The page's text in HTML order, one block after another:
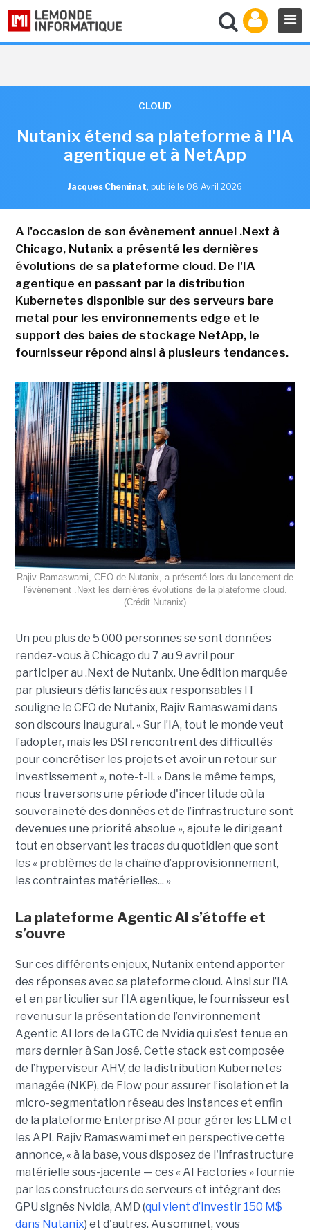
CLOUD
Nutanix étend sa plateforme à l'IA
agentique et à NetApp
Jacques Cheminat, publié le 08 Avril 2026
A l'occasion de son évènement annuel .Next à
Chicago, Nutanix a présenté les dernières
évolutions de sa plateforme cloud. De l'IA
agentique en passant par la distribution
Kubernetes disponible sur des serveurs bare
metal pour les environnements edge et le
support des baies de stockage NetApp, le
fournisseur répond ainsi à plusieurs tendances.
Rajiv Ramaswami, CEO de Nutanix, a présenté lors du lancement de
l'évènement .Next les dernières évolutions de la plateforme cloud.
(Crédit Nutanix)
Un peu plus de 5 000 personnes se sont données
rendez-vous à Chicago du 7 au 9 avril pour
participer au .Next de Nutanix. Une édition marquée
par plusieurs défis lancés aux responsables IT
souligne le CEO de Nutanix, Rajiv Ramaswami dans
son discours inaugural. « Sur l’IA, tout le monde veut
l’adopter, mais les DSI rencontrent des difficultés
pour concrétiser les projets et avoir un retour sur
investissement », note-t-il. « Dans le même temps,
nous traversons une période d'incertitude où la
souveraineté des données et de l’infrastructure sont
devenues une priorité absolue », ajoute le dirigeant
tout en observant les tracas du quotidien que sont
les « problèmes de la chaîne d’approvisionnement,
les contraintes matérielles... »
La plateforme Agentic AI s’étoffe et
s’ouvre
Sur ces différents enjeux, Nutanix entend apporter
des réponses avec sa plateforme cloud. Ainsi sur l’IA
et en particulier sur l’IA agentique, le fournisseur est
revenu sur la présentation de l’environnement
Agentic AI lors de la GTC de Nvidia qui s’est tenue en
mars dernier à San José. Cette stack est composée
de l’hyperviseur AHV, de la distribution Kubernetes
managée (NKP), de Flow pour assurer l’isolation et la
micro-segmentation réseau des instances et enfin
de la plateforme Enterprise AI pour gérer les LLM et
les API. Rajiv Ramaswami met en perspective cette
annonce, « à la base, vous disposez de l'infrastructure
matérielle sous-jacente — ces « AI Factories » fournie
par les constructeurs de serveurs et intégrant des
GPU signés Nvidia, AMD (qui vient d’investir 150 M$
dans Nutanix) et d'autres. Au sommet, vous